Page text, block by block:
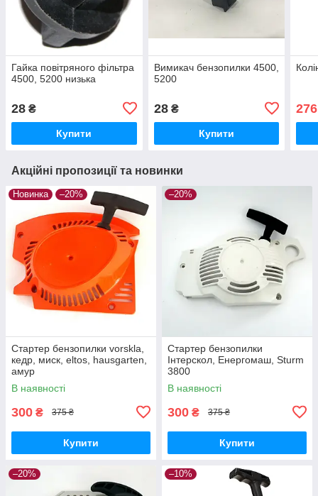
Гайка повітряного фільтра
4500, 5200 низька
28 ₴
Купити
Вимикач бензопилки 4500,
5200
28₴
Купити
Акційні пропозиції та новинки
Новинка –20%
Стартер бензопилки vorskla,
кедр, миск, eltos, hausgarten,
амур
В наявності
300 ₴ 375 ₴
Купити
–20%
Стартер бензопилки
Інтерскол, Енергомаш, Sturm
3800
В наявності
300 ₴ 375 ₴
Купити
–20% –10%